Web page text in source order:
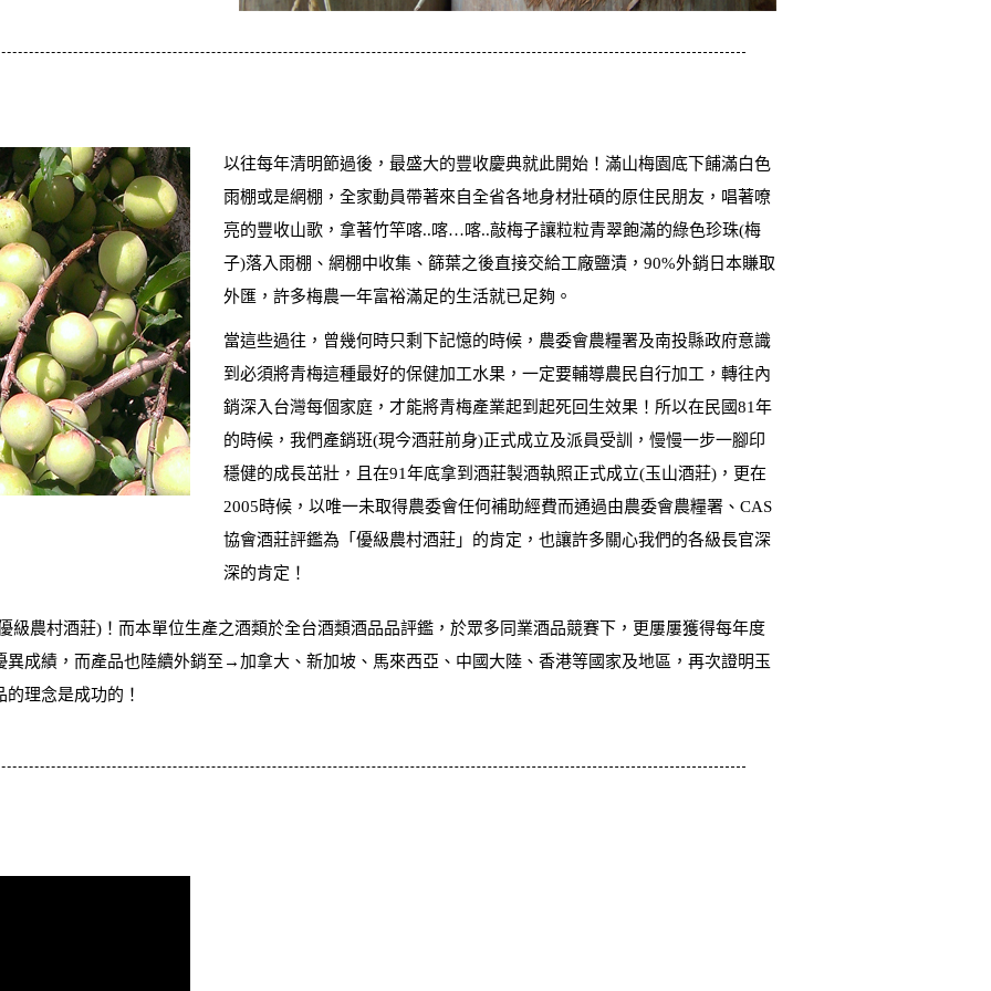
以往每年清明節過後，最盛大的豐收慶典就此開始！滿山梅園底下餔滿白色
雨棚或是網棚，全家動員帶著來自全省各地身材壯碩的原住民朋友，唱著嘹
亮的豐收山歌，拿著竹竿喀..喀…喀..敲梅子讓粒粒青翠飽滿的綠色珍珠(梅
子)落入雨棚、網棚中收集、篩葉之後直接交給工廠鹽漬，90%外銷日本賺取
外匯，許多梅農一年富裕滿足的生活就已足夠。
當這些過往，曾幾何時只剩下記憶的時候，農委會農糧署及南投縣政府意識
到必須將青梅這種最好的保健加工水果，一定要輔導農民自行加工，轉往內
銷深入台灣每個家庭，才能將青梅產業起到起死回生效果！所以在民國81年
的時候，我們產銷班(現今酒莊前身)正式成立及派員受訓，慢慢一步一腳印
穩健的成長茁壯，且在91年底拿到酒莊製酒執照正式成立(玉山酒莊)，更在
2005時候，以唯一未取得農委會任何補助經費而通過由農委會農糧署、CAS
協會酒莊評鑑為「優級農村酒莊」的肯定，也讓許多關心我們的各級長官深
深的肯定！
級農村酒莊)！而本單位生產之酒類於全台酒類酒品品評鑑，於眾多同業酒品競賽下，更屢屢獲得每年度
成績，而產品也陸續外銷至→加拿大、新加坡、馬來西亞、中國大陸、香港等國家及地區，再次證明玉
理念是成功的！